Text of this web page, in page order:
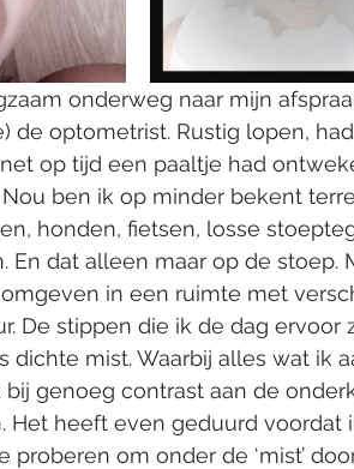
onderweg naar mijn
de optometrist. Rustig lopen,
op tijd een paaltje had
ben ik op minder bekent
honden, fietsen, losse
En dat alleen maar op de stoep.
in een ruimte met
De stippen die ik de dag ervoor
dichte mist. Waarbij alles wat ik
bij genoeg contrast aan de
Het heeft even geduurd
proberen om onder de ‘mist’